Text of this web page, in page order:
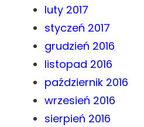
luty 2017
styczeń 2017
grudzień 2016
listopad 2016
październik 2016
wrzesień 2016
sierpień 2016